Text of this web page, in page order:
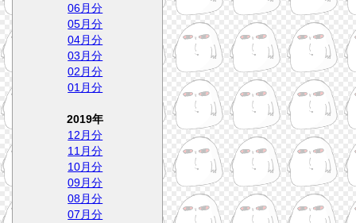
06月分
05月分
04月分
03月分
02月分
01月分
2019年
12月分
11月分
10月分
09月分
08月分
07月分